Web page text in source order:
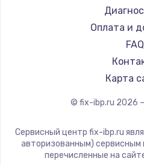
Оплата и
FAQ
Карта
© fix-ibp.ru 2026
Сервисный центр fix-ibp.ru
авторизованным) сервисным
перечисленные на